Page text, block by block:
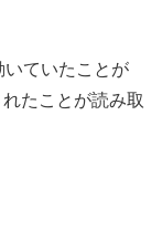
ていたことが
たことが読み取